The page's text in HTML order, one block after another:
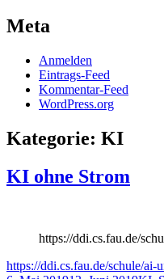
Meta
Anmelden
Eintrags-Feed
Kommentar-Feed
WordPress.org
Kategorie: KI
KI ohne Strom
https://ddi.cs.fau.de/
https://ddi.cs.fau.de/schule/ai-